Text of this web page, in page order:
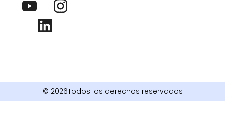
© 2026Todos los derechos reservados